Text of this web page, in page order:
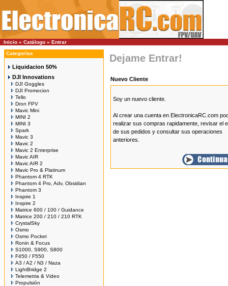
Inicio » Catálogo » Entrar
Categorías
Liquidacion 50%
DJI Innovations
DJI Goggles
DJI Promocion
Tello
Dron FPV
Mavic Mini
MINI 2
MINI 3
Spark
Mavic 3
Mavic 2
Mavic 2 Enterprise
Mavic AIR
Mavic AIR 2
Mavic Pro & Platinum
Phantom 4 RTK
Phantom 4 Pro, Adv, Obsidian
Phantom 3
Inspire 1
Inspire 2
Matrice 600 / 100 / Guidance
Matrice 200 / 210 / 210 RTK
CrystalSky
Osmo
Osmo Pocket
Ronin & Focus
S1000, S900, S800
F450 / F550
A3 / A2 / N3 / Naza
LightBridge 2
Telemetria & Video
Propulsión
Dejame Entrar!
Nuevo Cliente
Soy un nuevo cliente.
Al crear una cuenta en ElectronicaRC.com
realizar sus compras rapidamente, revisar el
de sus pedidos y consultar sus operaciones
anteriores.